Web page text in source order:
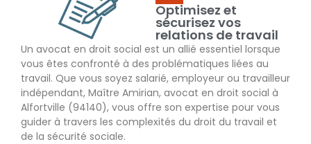
Optimisez et
sécurisez vos
relations de travail
Un avocat en droit social est un allié essentiel lorsque
vous êtes confronté à des problématiques liées au
travail. Que vous soyez salarié, employeur ou travailleur
indépendant, Maître Amirian, avocat en droit social à
Alfortville (94140), vous offre son expertise pour vous
guider à travers les complexités du droit du travail et
de la sécurité sociale.